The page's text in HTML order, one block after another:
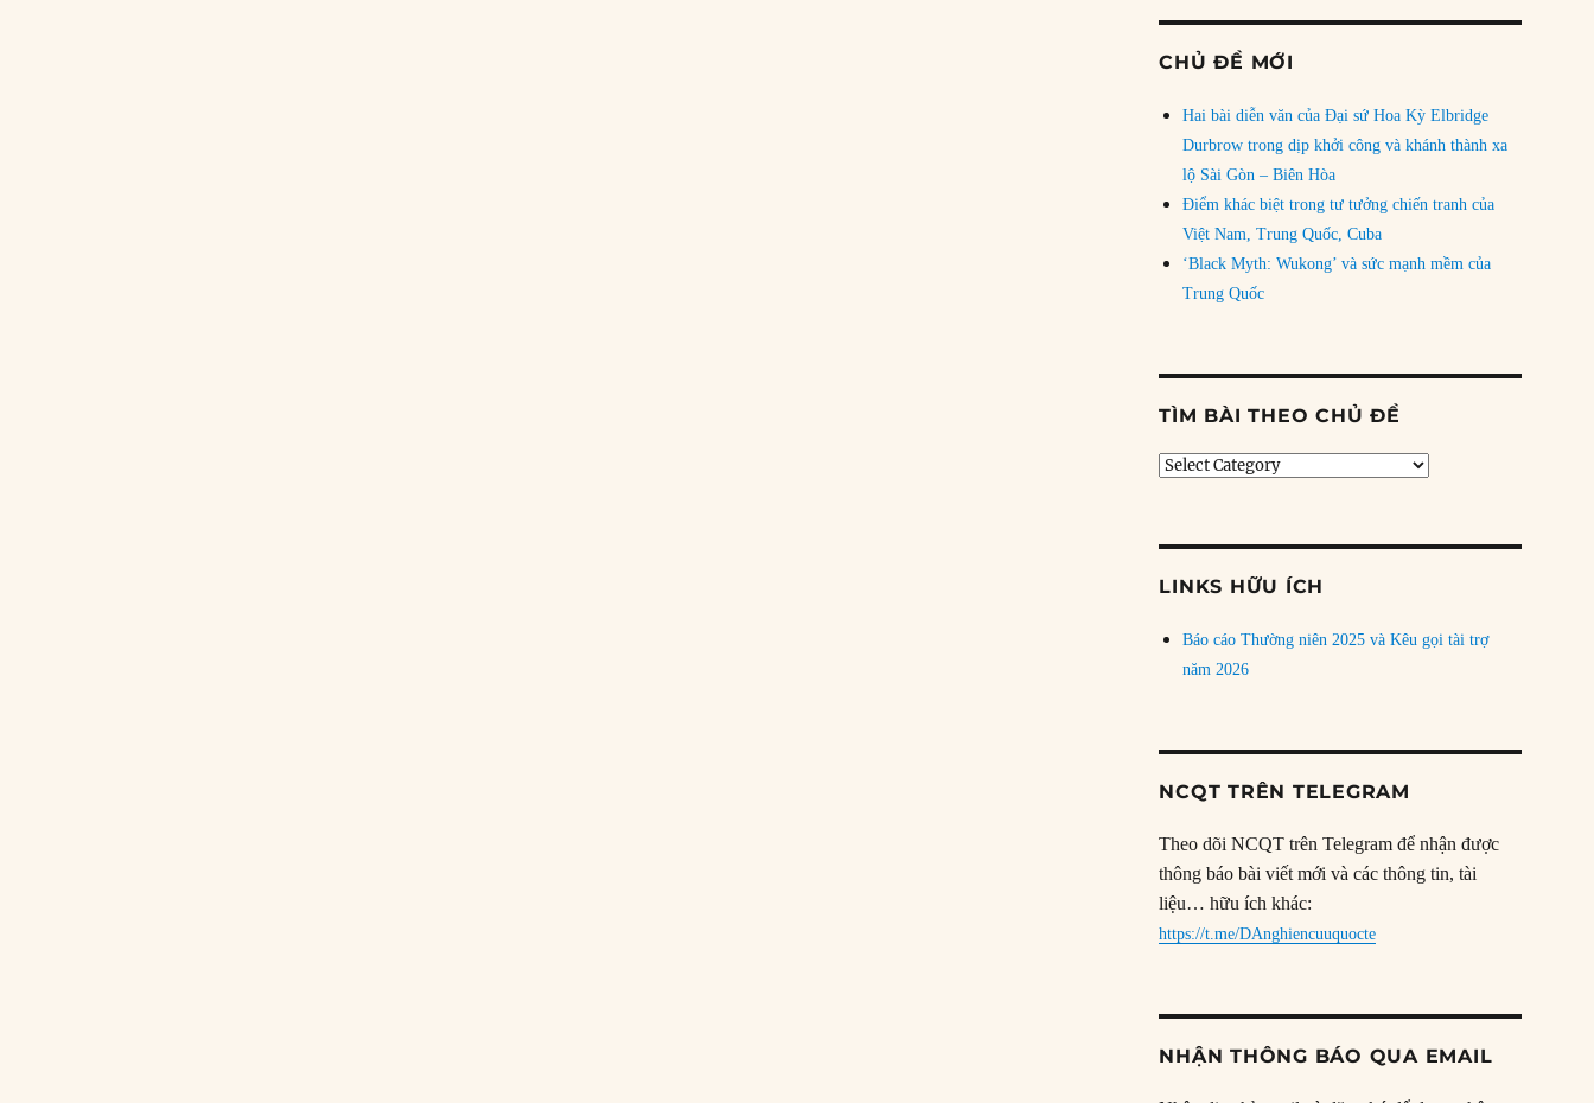
CHỦ ĐỀ MỚI
Hai bài diễn văn của Đại sứ Hoa Kỳ Elbridge
Durbrow trong dịp khởi công và khánh thành xa
lộ Sài Gòn – Biên Hòa
Điểm khác biệt trong tư tưởng chiến tranh của
Việt Nam, Trung Quốc, Cuba
‘Black Myth: Wukong’ và sức mạnh mềm của
Trung Quốc
TÌM BÀI THEO CHỦ ĐỀ
Tìm
LINKS HỮU ÍCH
Báo cáo Thường niên 2025 và Kêu gọi tài trợ
năm 2026
NCQT TRÊN TELEGRAM
Theo dõi NCQT trên Telegram để nhận được
thông báo bài viết mới và các thông tin, tài
liệu… hữu ích khác:
https://t.me/DAnghiencuuquocte
NHẬN THÔNG BÁO QUA EMAIL